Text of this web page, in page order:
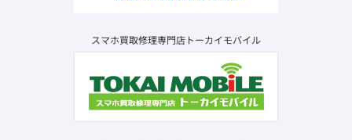
スマホ買取修理専門店トーカイモバイル